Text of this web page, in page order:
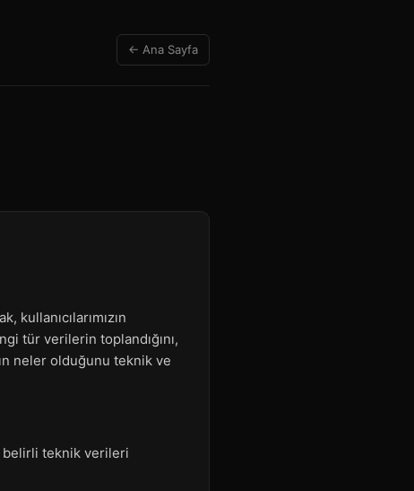
← Ana Sayfa
tür verilerin toplandığını,
neler olduğunu teknik ve
belirli teknik verileri